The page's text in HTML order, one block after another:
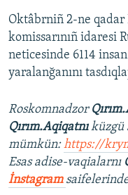
Oktâbrniñ 2-ne qadar
komissarınıñ idaresi
neticesinde 6114
yaralanğanını
Roskomnadzor
Qırım.Aqiqatnıküzgü
mümkün:https://
Esas adise-vaqialarnı
İnstagram